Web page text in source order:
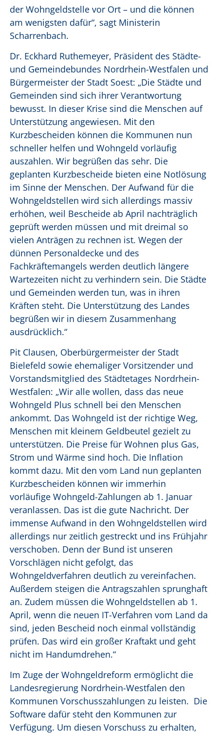
der Wohngeldstelle vor Ort – und die können
am wenigsten dafür“, sagt Ministerin
Scharrenbach.
Dr. Eckhard Ruthemeyer, Präsident des Städte-
und Gemeindebundes Nordrhein-Westfalen und
Bürgermeister der Stadt Soest: „Die Städte und
Gemeinden sind sich ihrer Verantwortung
bewusst. In dieser Krise sind die Menschen auf
Unterstützung angewiesen. Mit den
Kurzbescheiden können die Kommunen nun
schneller helfen und Wohngeld vorläufig
auszahlen. Wir begrüßen das sehr. Die
geplanten Kurzbescheide bieten eine Notlösung
im Sinne der Menschen. Der Aufwand für die
Wohngeldstellen wird sich allerdings massiv
erhöhen, weil Bescheide ab April nachträglich
geprüft werden müssen und mit dreimal so
vielen Anträgen zu rechnen ist. Wegen der
dünnen Personaldecke und des
Fachkräftemangels werden deutlich längere
Wartezeiten nicht zu verhindern sein. Die Städte
und Gemeinden werden tun, was in ihren
Kräften steht. Die Unterstützung des Landes
begrüßen wir in diesem Zusammenhang
ausdrücklich.“
Pit Clausen, Oberbürgermeister der Stadt
Bielefeld sowie ehemaliger Vorsitzender und
Vorstandsmitglied des Städtetages Nordrhein-
Westfalen: „Wir alle wollen, dass das neue
Wohngeld Plus schnell bei den Menschen
ankommt. Das Wohngeld ist der richtige Weg,
Menschen mit kleinem Geldbeutel gezielt zu
unterstützen. Die Preise für Wohnen plus Gas,
Strom und Wärme sind hoch. Die Inflation
kommt dazu. Mit den vom Land nun geplanten
Kurzbescheiden können wir immerhin
vorläufige Wohngeld-Zahlungen ab 1. Januar
veranlassen. Das ist die gute Nachricht. Der
immense Aufwand in den Wohngeldstellen wird
allerdings nur zeitlich gestreckt und ins Frühjahr
verschoben. Denn der Bund ist unseren
Vorschlägen nicht gefolgt, das
Wohngeldverfahren deutlich zu vereinfachen.
Außerdem steigen die Antragszahlen sprunghaft
an. Zudem müssen die Wohngeldstellen ab 1.
April, wenn die neuen IT-Verfahren vom Land da
sind, jeden Bescheid noch einmal vollständig
prüfen. Das wird ein großer Kraftakt und geht
nicht im Handumdrehen.“
Im Zuge der Wohngeldreform ermöglicht die
Landesregierung Nordrhein-Westfalen den
Kommunen Vorschusszahlungen zu leisten. Die
Software dafür steht den Kommunen zur
Verfügung. Um diesen Vorschuss zu erhalten,